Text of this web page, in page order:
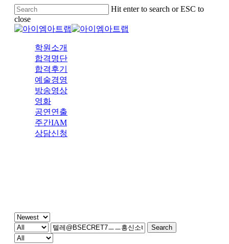
Skip
main
content
Hit enter to search or ESC to
close
Close
학원소개
합격명단
합격후기
예술경영
방송영상
영화
공연연출
주간IAM
상담신청
주간 IAM Search